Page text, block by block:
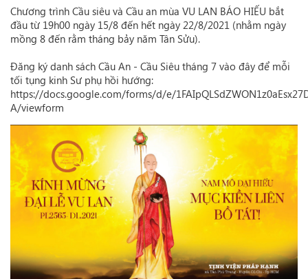
Chương trình Cầu siêu và Cầu an mùa VU LAN BÁO HIẾU bắt
đầu từ 19h00 ngày 15/8 đến hết ngày 22/8/2021 (nhằm ngày
mồng 8 đến rằm tháng bảy năm Tân Sửu).
Đăng ký danh sách Cầu An - Cầu Siêu tháng 7 vào đây để mỗi
tối tụng kinh Sư phụ hồi hướng:
https://docs.google.com/forms/d/e/
A/viewform